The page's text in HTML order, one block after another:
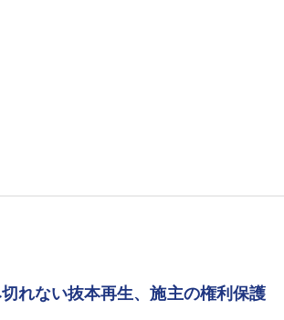
ない抜本再生、施主の権利保護